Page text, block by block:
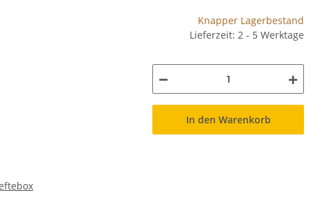
Knapper Lagerbestand
Lieferzeit: 2 - 5 Werktage
In den Warenkorb